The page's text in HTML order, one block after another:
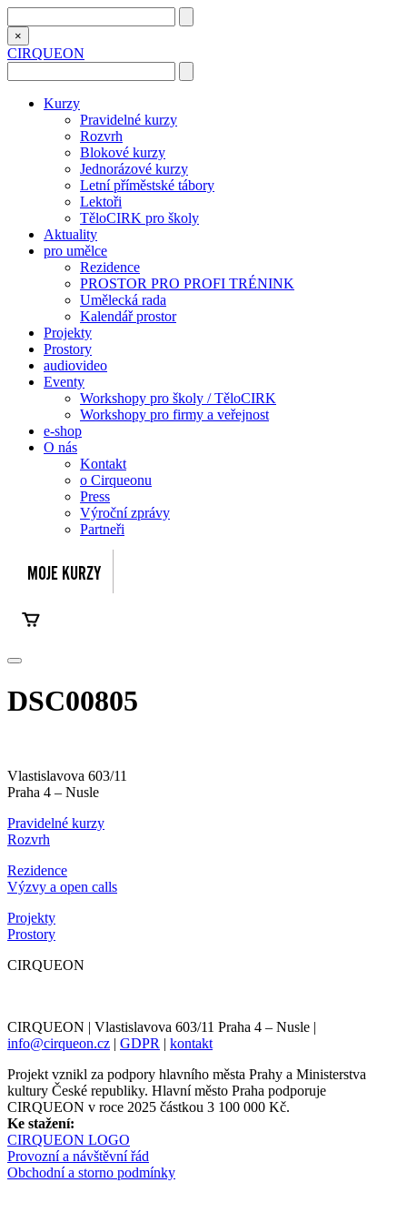
×
CIRQUEON
Kurzy
Pravidelné kurzy
Rozvrh
Blokové kurzy
Jednorázové kurzy
Letní příměstské tábory
Lektoři
TěloCIRK pro školy
Aktuality
pro umělce
Rezidence
PROSTOR PRO PROFI TRÉNINK
Umělecká rada
Kalendář prostor
Projekty
Prostory
audiovideo
Eventy
Workshopy pro školy / TěloCIRK
Workshopy pro firmy a veřejnost
e-shop
O nás
Kontakt
o Cirqueonu
Press
Výroční zprávy
Partneři
DSC00805
Vlastislavova 603/11
Praha 4 – Nusle
Pravidelné kurzy
Rozvrh
Rezidence
Výzvy a open calls
Projekty
Prostory
CIRQUEON
CIRQUEON | Vlastislavova 603/11 Praha 4 – Nusle |
info@cirqueon.cz | GDPR | kontakt
Projekt vznikl za podpory hlavního města Prahy a Ministerstva
kultury České republiky. Hlavní město Praha podporuje
CIRQUEON v roce 2025 částkou 3 100 000 Kč.
Ke stažení:
CIRQUEON LOGO
Provozní a návštěvní řád
Obchodní a storno podmínky